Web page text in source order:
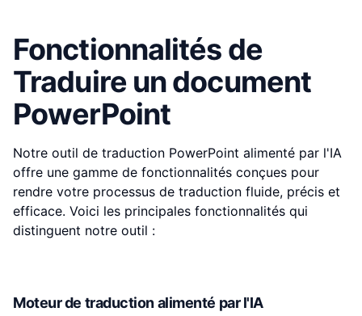
Fonctionnalités de
Traduire un document
PowerPoint
Notre outil de traduction PowerPoint alimenté par l'IA
offre une gamme de fonctionnalités conçues pour
rendre votre processus de traduction fluide, précis et
efficace. Voici les principales fonctionnalités qui
distinguent notre outil :
Moteur de traduction alimenté par l'IA